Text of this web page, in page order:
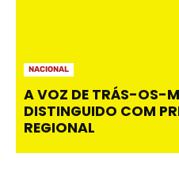
NACIONAL
A VOZ DE TRÁS-OS-
DISTINGUIDO COM
REGIONAL